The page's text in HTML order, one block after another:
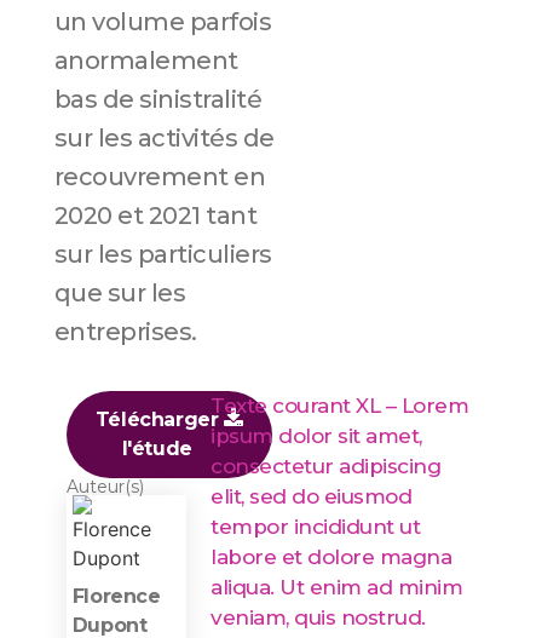
un volume parfois
anormalement
bas de sinistralité
sur les activités de
recouvrement en
2020 et 2021 tant
sur les particuliers
que sur les
entreprises.
Télécharger
l'étude
Auteur(s)
Florence
Dupont
Texte courant XL – Lorem
ipsum dolor sit amet,
consectetur adipiscing
elit, sed do eiusmod
tempor incididunt ut
labore et dolore magna
aliqua. Ut enim ad minim
veniam, quis nostrud.